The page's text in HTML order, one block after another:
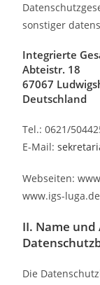
sonstiger
Integrierte
Abteistr. 18
67067
Deutschland
Tel.: 0621/
E-Mail:
Webseiten:
www.igs-luga.de
II. Name
Die